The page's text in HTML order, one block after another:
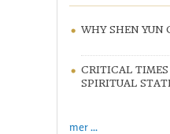
WHY SHEN YUN
CRITICAL TIMES
SPIRITUAL
mer ...